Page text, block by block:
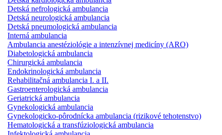
Detská nefrologická ambulancia
Detská neurologická ambulancia
Detská pneumologická ambulancia
Interná ambulancia
Ambulancia anestéziológie a intenzívnej medicíny (ARO)
Diabetologická ambulancia
Chirurgická ambulancia
Endokrinologická ambulancia
Rehabilitačná ambulancia I. a II.
Gastroenterologická ambulancia
Geriatrická ambulancia
Gynekologická ambulancia
Gynekologicko-pôrodnícka ambulancia (rizikové tehotenstvo)
Hematologická a transfúziologická ambulancia